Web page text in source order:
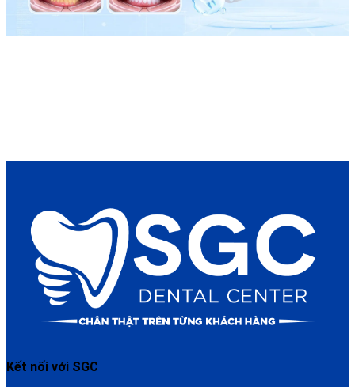
Kết nối với SGC